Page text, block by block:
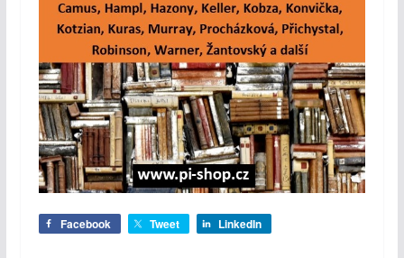
Facebook Tweet LinkedIn